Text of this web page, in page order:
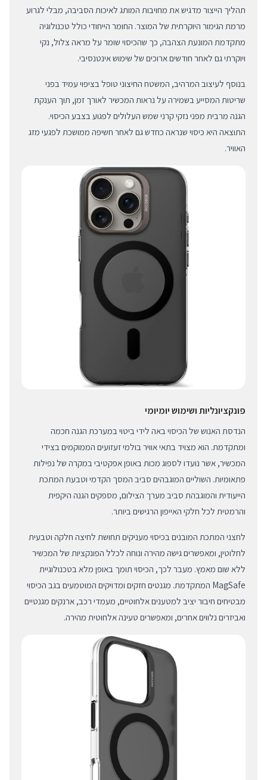
תהליך הייצור מדגיש את מחויבות המותג לאיכות הסביבה, מבלי לגרוע
מרמת הגימור היוקרתית של המוצר. החומר הייחודי כולל טכנולוגיה
מתקדמת המונעת הצהבה, כך שהכיסוי שומר על מראה צלול, נקי
ויוקרתי גם לאחר חודשים ארוכים של שימוש אינטנסיבי.
בנוסף לעיצוב המרהיב, המשטח החיצוני טופל בציפוי עמיד בפני
שריטות המסייע בשמירה על נראות המכשיר לאורך זמן, תוך הענקת
הגנה מרבית מפני נזקי קרני שמש העלולים לפגוע בצבע הכיסוי.
התוצאה היא כיסוי שנראה כחדש גם לאחר חשיפה ממושכת לפגעי מזג
האוויר.
פונקציונליות ושימוש יומיומי
הנדסת האנוש של הכיסוי באה לידי ביטוי במערכת הגנה חכמה
ומתקדמת. הוא מצויד בתאי אוויר בולמי זעזועים הממוקמים בצידי
המכשיר, אשר נועדו לספוג מכות באופן אפקטיבי במקרה של נפילות
פתאומיות. השוליים המוגבהים סביב המסך הקדמי וטבעת המתכת
הייעודית והמוגבהת סביב מערך הצילום, מספקים הגנה היקפית
והרמטית לכל חלקי האייפון הרגישים ביותר.
לחצני המתכת המובנים בכיסוי מעניקים תחושת לחיצה חלקה וטבעית
לחלוטין, ומאפשרים גישה מהירה ונוחה לכלל הפונקציות של המכשיר
ללא שום מאמץ. מעבר לכך, הכיסוי תומך באופן מלא בטכנולוגיית
MagSafe המתקדמת. מגנטים חזקים ומדויקים המוטמעים בגב הכיסוי
מבטיחים חיבור יציב למטענים אלחוטיים, מעמדי רכב, ארנקים מגנטיים
ואביזרים נלווים אחרים, ומאפשרים טעינה אלחוטית מהירה.